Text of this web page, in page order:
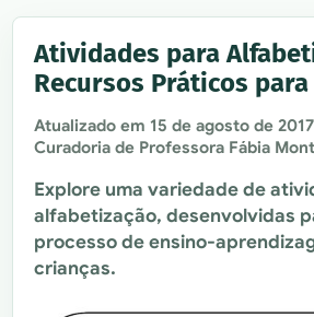
Atividades para
Recursos Práticos
Atualizado em15 de agosto de 2017
Curadoria de Professora Fábia
Explore uma variedade de
alfabetização, desenvolvidas
processo de ensino-
crianças.